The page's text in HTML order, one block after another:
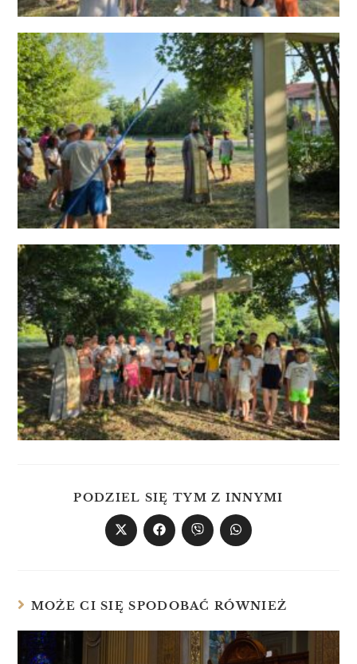
PODZIEL SIĘ TYM Z INNYMI
MOŻE CI SIĘ SPODOBAĆ RÓWNIEŻ